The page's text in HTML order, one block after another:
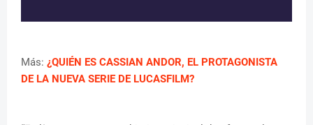
Más: ¿QUIÉN ES CASSIAN ANDOR, EL PROTAGONISTA
DE LA NUEVA SERIE DE LUCASFILM?